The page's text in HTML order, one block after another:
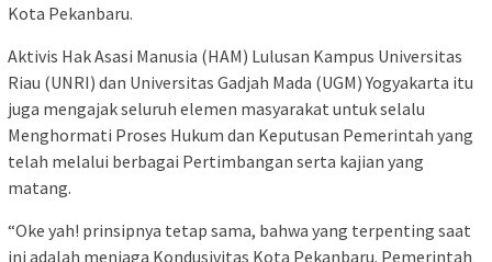
Kota Pekanbaru.
Aktivis Hak Asasi Manusia (HAM) Lulusan Kampus Universitas
Riau (UNRI) dan Universitas Gadjah Mada (UGM) Yogyakarta itu
juga mengajak seluruh elemen masyarakat untuk selalu
Menghormati Proses Hukum dan Keputusan Pemerintah yang
telah melalui berbagai Pertimbangan serta kajian yang
matang.
“Oke yah! prinsipnya tetap sama, bahwa yang terpenting saat
ini adalah menjaga Kondusivitas Kota Pekanbaru. Pemerintah